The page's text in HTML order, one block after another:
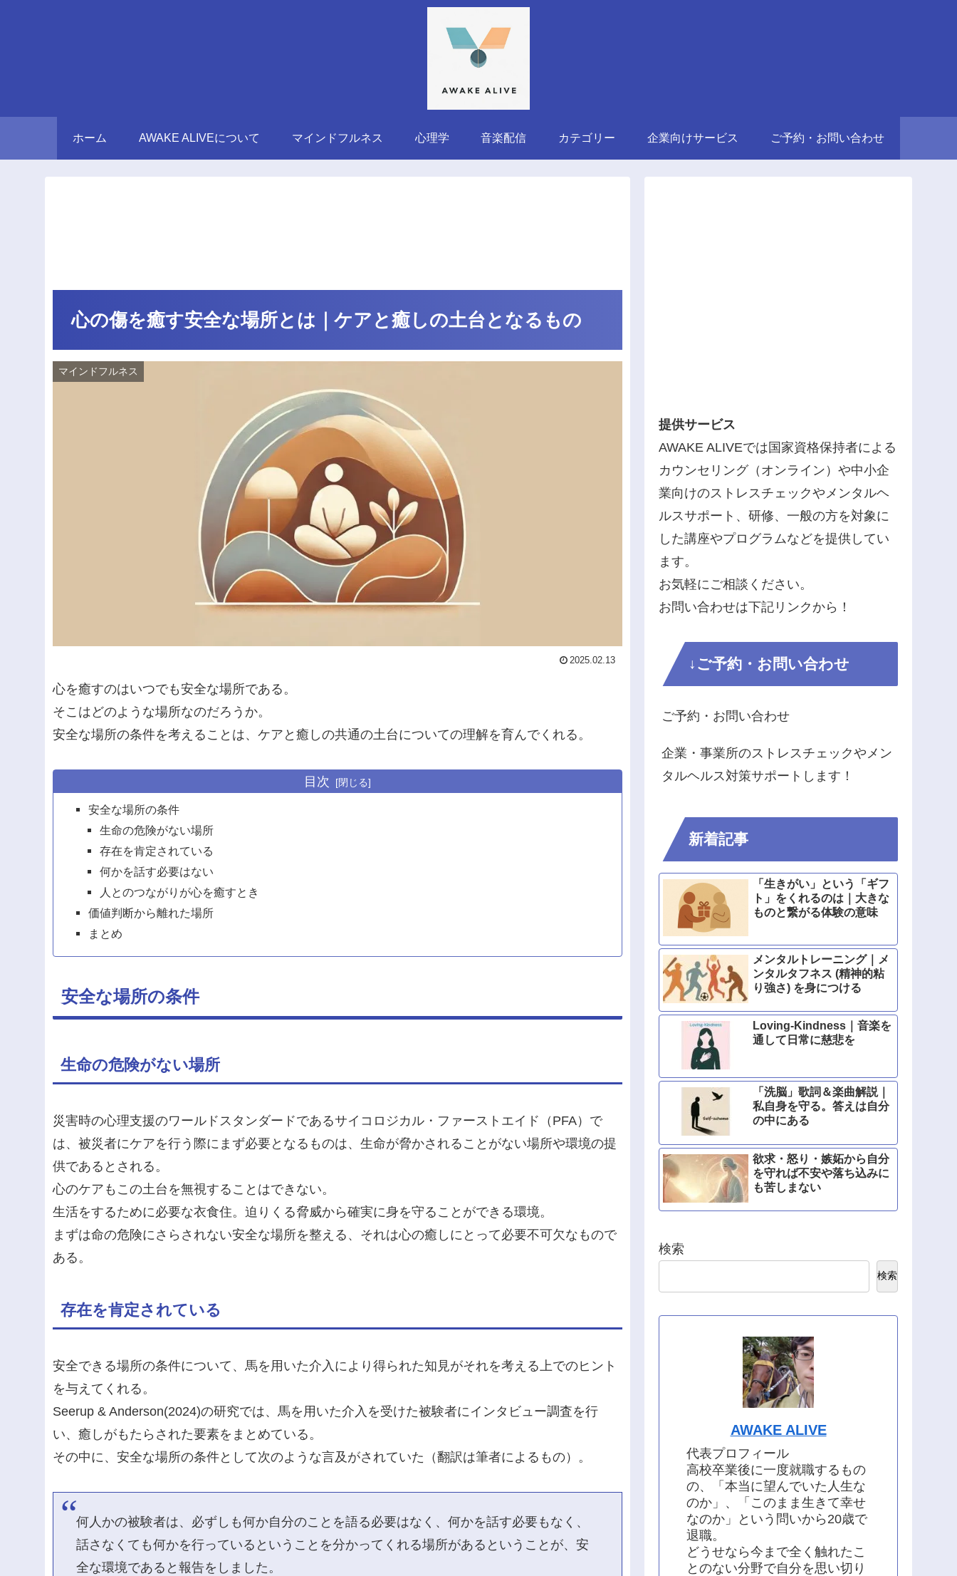
ホーム AWAKE ALIVEについて マインドフルネス 心理学 音楽配信 カテゴリー 企業向けサービス ご予約・お問い合わせ
心の傷を癒す安全な場所とは｜ケアと癒しの土台となるもの
マインドフルネス
2025.02.13
心を癒すのはいつでも安全な場所である。
そこはどのような場所なのだろうか。
安全な場所の条件を考えることは、ケアと癒しの共通の土台についての理解を育んでくれる。
目次
安全な場所の条件
生命の危険がない場所
存在を肯定されている
何かを話す必要はない
人とのつながりが心を癒すとき
価値判断から離れた場所
まとめ
安全な場所の条件
生命の危険がない場所
災害時の心理支援のワールドスタンダードであるサイコロジカル・ファーストエイド（PFA）で
は、被災者にケアを行う際にまず必要となるものは、生命が脅かされることがない場所や環境の提
供であるとされる。
心のケアもこの土台を無視することはできない。
生活をするために必要な衣食住。迫りくる脅威から確実に身を守ることができる環境。
まずは命の危険にさらされない安全な場所を整える、それは心の癒しにとって必要不可欠なもので
ある。
存在を肯定されている
安全できる場所の条件について、馬を用いた介入により得られた知見がそれを考える上でのヒント
を与えてくれる。
Seerup & Anderson(2024)の研究では、馬を用いた介入を受けた被験者にインタビュー調査を行
い、癒しがもたらされた要素をまとめている。
その中に、安全な場所の条件として次のような言及がされていた（翻訳は筆者によるもの）。
何人かの被験者は、必ずしも何か自分のことを語る必要はなく、何かを話す必要もなく、
話さなくても何かを行っているということを分かってくれる場所があるということが、安
全な環境であると報告をしました。
提供サービス
AWAKE ALIVEでは国家資格保持者による
カウンセリング（オンライン）や中小企
業向けのストレスチェックやメンタルヘ
ルスサポート、研修、一般の方を対象に
した講座やプログラムなどを提供してい
ます。
お気軽にご相談ください。
お問い合わせは下記リンクから！
↓ご予約・お問い合わせ
ご予約・お問い合わせ
企業・事業所のストレスチェックやメン
タルヘルス対策サポートします！
新着記事
「生きがい」という「ギフ
ト」をくれるのは｜大きな
ものと繋がる体験の意味
メンタルトレーニング｜メ
ンタルタフネス (精神的粘
り強さ) を身につける
Loving-Kindness｜音楽を
通して日常に慈悲を
「洗脳」歌詞＆楽曲解説｜
私自身を守る。答えは自分
の中にある
欲求・怒り・嫉妬から自分
を守れば不安や落ち込みに
も苦しまない
検索
検索
AWAKE ALIVE
代表プロフィール
高校卒業後に一度就職するもの
の、「本当に望んでいた人生な
のか」、「このまま生きて幸せ
なのか」という問いから20歳で
退職。
どうせなら今まで全く触れたこ
とのない分野で自分を思い切り